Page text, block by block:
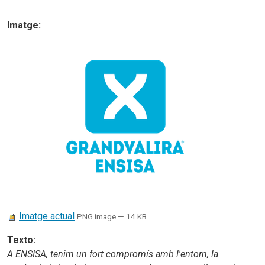
Imatge:
Imatge actual PNG image — 14 KB
Texto:
A ENSISA, tenim un fort compromís amb l'entorn, la